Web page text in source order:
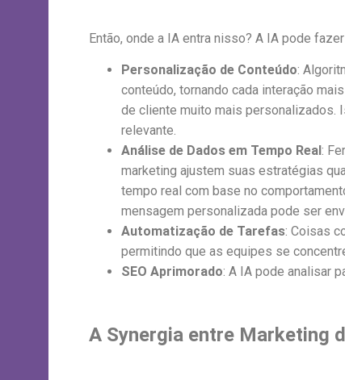
Então, onde a IA entra nisso? A IA pode
Personalização de Conteúdo:
conteúdo, tornando cada interação
de cliente muito mais personalizados.
relevante.
Análise de Dados em Tempo Real:
marketing ajustem suas estratégias
tempo real com base no
mensagem personalizada pode ser
Automatização de Tarefas: Coisas
permitindo que as equipes se
SEO Aprimorado: A IA pode analisar
A Synergia entre Marketing